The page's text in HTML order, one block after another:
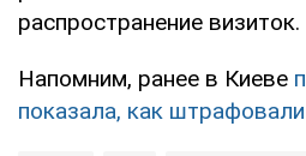
распространение визиток.
Напомним, ранее в Киеве
показала, как